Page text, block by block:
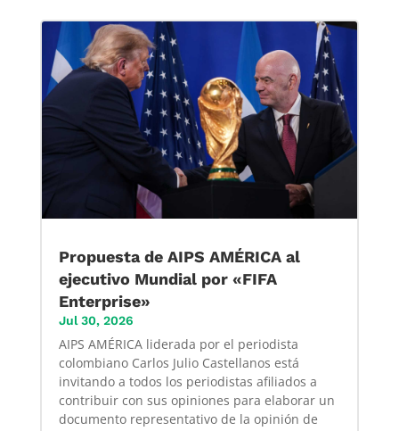
Propuesta de AIPS AMÉRICA al
ejecutivo Mundial por «FIFA
Enterprise»
Jul 30, 2026
AIPS AMÉRICA liderada por el periodista
colombiano Carlos Julio Castellanos está
invitando a todos los periodistas afiliados a
contribuir con sus opiniones para elaborar un
documento representativo de la opinión de